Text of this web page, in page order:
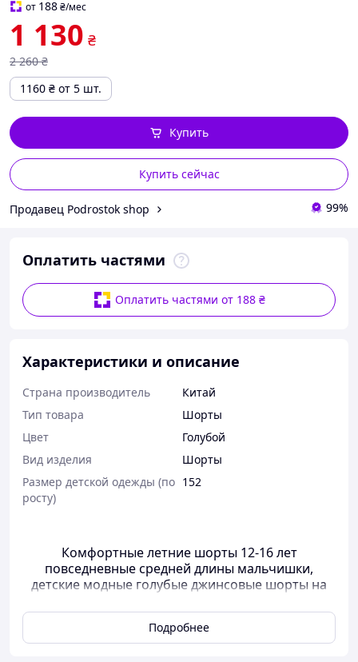
от 188₴/мес
1 130 ₴
2 260 ₴
1160 ₴ от 5 шт.
Купить сейчас
Купить
Продавец Podrostok shop 99%
Оплатить частями
Оплатить частями от 188 ₴
Характеристики и описание
Страна производитель
Китай
Тип товара
Шорты
Цвет
Голубой
Вид изделия
Шорты
Размер детской одежды (по
росту)
152
Комфортные летние шорты 12-16 лет
повседневные средней длины мальчишки,
детские модные голубые джинсовые шорты на
Подробнее